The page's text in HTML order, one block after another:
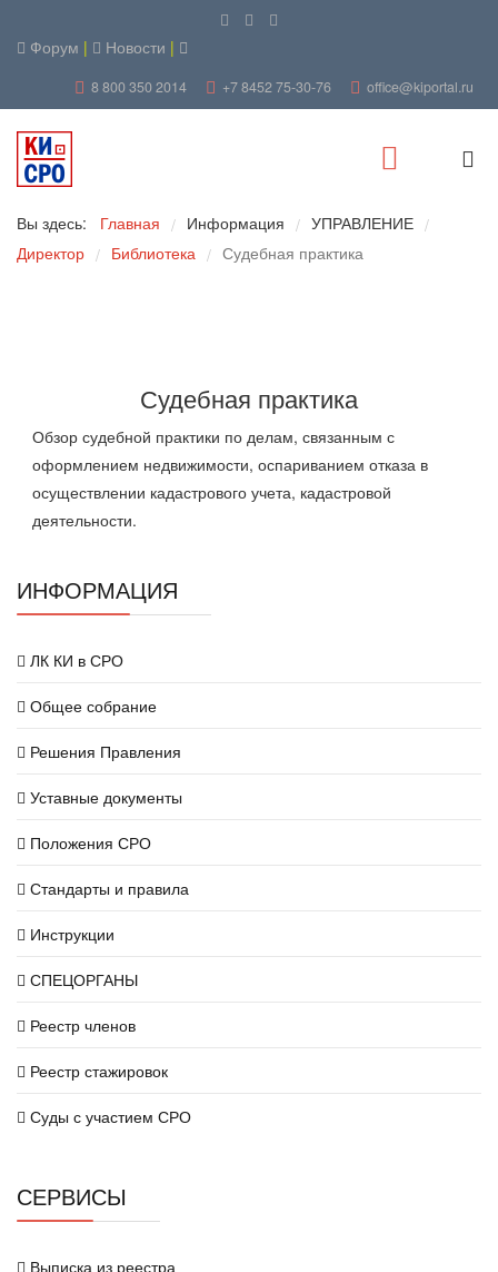
Форум | Новости |
8 800 350 2014 +7 8452 75-30-76 office@kiportal.ru
Вы здесь: Главная / Информация / УПРАВЛЕНИЕ /
Директор / Библиотека / Судебная практика
Судебная практика
Обзор судебной практики по делам, связанным с
оформлением недвижимости, оспариванием отказа в
осуществлении кадастрового учета, кадастровой
деятельности.
ИНФОРМАЦИЯ
ЛК КИ в СРО
Общее собрание
Решения Правления
Уставные документы
Положения СРО
Стандарты и правила
Инструкции
СПЕЦОРГАНЫ
Реестр членов
Реестр стажировок
Суды с участием СРО
СЕРВИСЫ
Выписка из реестра